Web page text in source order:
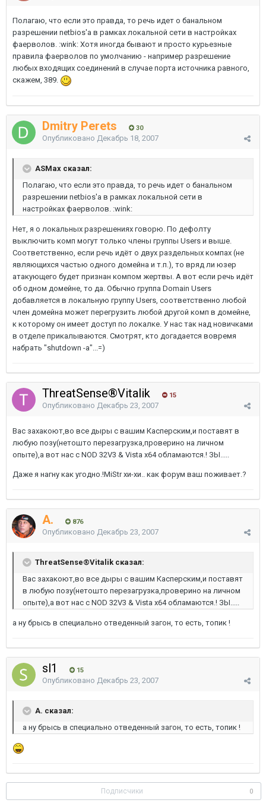
Полагаю, что если это правда, то речь идет о банальном
разрешении netbios'а в рамках локальной сети в настройках
фаерволов. :wink: Хотя иногда бывают и просто курьезные
правила фаерволов по умолчанию - например разрешение
любых входящих соединений в случае порта источника равного,
скажем, 389.
Dmitry Perets 30
Опубликовано Декабрь 18, 2007
ASMax сказал:
Полагаю, что если это правда, то речь идет о банальном
разрешении netbios'а в рамках локальной сети в
настройках фаерволов. :wink:
Нет, я о локальных разрешениях говорю. По дефолту
выключить комп могут только члены группы Users и выше.
Соответственно, если речь идёт о двух раздельных компах (не
являющихся частью одного домейна и т.п.), то вряд ли юзер
атакующего будет признан компом жертвы. А вот если речь идёт
об одном домейне, то да. Обычно группа Domain Users
добавляется в локальную группу Users, соответственно любой
член домейна может перегрузить любой другой комп в домейне,
к которому он имеет доступ по локалке. У нас так над новичками
в отделе прикалываются. Смотрят, кто догадается вовремя
набрать "shutdown -a"...=)
ThreatSense®Vitalik 15
Опубликовано Декабрь 23, 2007
Вас захакоют,во все дыры с вашим Касперским,и поставят в
любую позу(нетошто перезагрузка,проверино на личном
опыте),а вот нас с NOD 32V3 & Vista x64 обламаются.! ЗЫ.....
Даже я нагну как угодно.!MiStr хи-хи.. как форум ваш поживает.?
A. 876
Опубликовано Декабрь 23, 2007
ThreatSense®Vitalik сказал:
Вас захакоют,во все дыры с вашим Касперским,и поставят
в любую позу(нетошто перезагрузка,проверино на личном
опыте),а вот нас с NOD 32V3 & Vista x64 обламаются.! ЗЫ.....
а ну брысь в специально отведенный загон, то есть, топик !
sl1 15
Опубликовано Декабрь 23, 2007
A. сказал:
а ну брысь в специально отведенный загон, то есть, топик !
Подписчики 0